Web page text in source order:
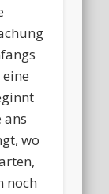
ans
wo
noch